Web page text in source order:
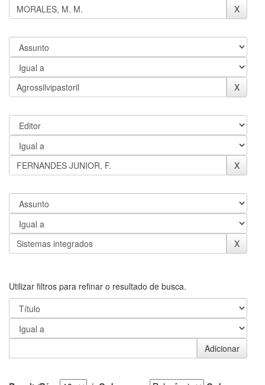
Utilizar filtros para refinar o resultado de busca.